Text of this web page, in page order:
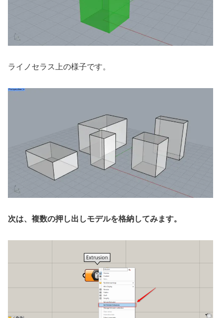
ライノセラス上の様子です。
次は、複数の押し出しモデルを格納してみます。